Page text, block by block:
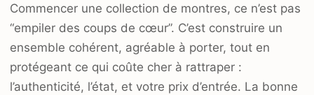
Commencer une collection de montres, ce n’est pas
“empiler des coups de cœur”. C’est construire un
ensemble cohérent, agréable à porter, tout en
protégeant ce qui coûte cher à rattraper :
l’authenticité, l’état, et votre prix d’entrée. La bonne